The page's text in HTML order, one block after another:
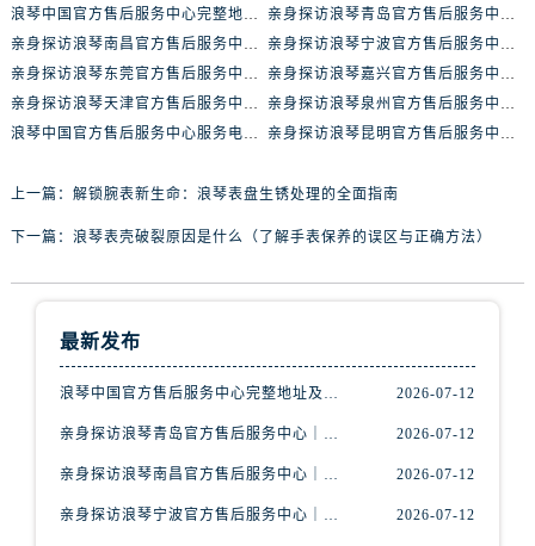
福建省龙岩市新罗区九一南路浪琴售后服务中心（需提前预约）
福建省南平市建阳区人民西路浪琴售后服务中心（需提前预约）
福建省宁德市蕉城区天湖东路浪琴售后服务中心（需提前预约）
江苏省连云港市海州区通灌北路浪琴售后服务中心（需提前预约）
江苏省泰州市海陵区永定东路399号置地商务中心东塔（华润万象城）17层1706室浪琴售后服务中心（需提前预约）
江苏省扬州市邗江区国展路29号星耀天地写字楼1号楼18层1803室浪琴售后服务中心（需提前预约）
浪琴中国官方售后服务中心完整地址及热线实地考察报告+多信源验证（2026年7月最新）
亲身探访浪琴青岛官方售后服务中心｜最新电话及地址（2026年7月最新）
亲身探访浪琴南昌官方售后服务中心｜最新电话及地址（2026年7月最新）
亲身探访浪琴宁波官方售后服务中心｜网点地址及售后热线（2026年7月最新）
亲身探访浪琴东莞官方售后服务中心｜地址与联系电话（2026年7月最新）
亲身探访浪琴嘉兴官方售后服务中心｜热线电话与网点地址（2026年7月最新）
亲身探访浪琴天津官方售后服务中心｜详细地址与售后电话（2026年7月最新）
亲身探访浪琴泉州官方售后服务中心｜全新地址电话一览（2026年7月最新）
浪琴中国官方售后服务中心服务电话与网点地址实地考察报告_多信源验证（2026年7月最新）
亲身探访浪琴昆明官方售后服务中心｜最新地址与售后热线（2026年7月最新）
上一篇： 解锁腕表新生命：浪琴表盘生锈处理的全面指南
下一篇： 浪琴表壳破裂原因是什么（了解手表保养的误区与正确方法）
最新发布
浪琴中国官方售后服务中心完整地址及热线实地考察报告+多信源验证（2026年7月最新） 2026-07-12
亲身探访浪琴青岛官方售后服务中心｜最新电话及地址（2026年7月最新） 2026-07-12
亲身探访浪琴南昌官方售后服务中心｜最新电话及地址（2026年7月最新） 2026-07-12
亲身探访浪琴宁波官方售后服务中心｜网点地址及售后热线（2026年7月最新） 2026-07-12